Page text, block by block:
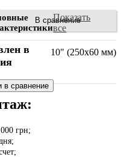
В сравнение
Показать
все
10" (250х60 мм)
грн;
в
в сравнение